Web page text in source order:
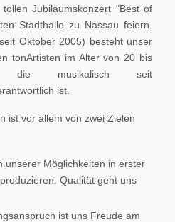
Jubiläumskonzert "Best of
Stadthalle zu Nassau feiern.
Oktober 2005) besteht unser
tonArtisten im Alter von 20 bis
musikalisch seit
ist.
ist vor allem von zwei Zielen
unserer Möglichkeiten in erster
Qualität geht uns
ist uns Freude am